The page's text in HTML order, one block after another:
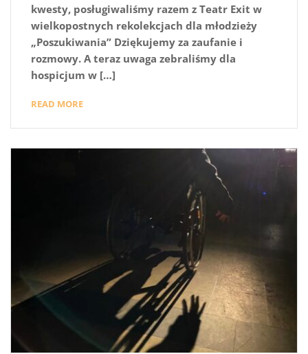
kwesty, posługiwaliśmy razem z Teatr Exit w
wielkopostnych rekolekcjach dla młodzieży
„Poszukiwania” Dziękujemy za zaufanie i
rozmowy. A teraz uwaga zebraliśmy dla
hospicjum w […]
READ MORE